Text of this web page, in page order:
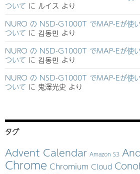
ついて に ルイス より
NURO の NSD-G1000T でMAP-Eが使
ついて に 김동민 より
NURO の NSD-G1000T でMAP-Eが使
ついて に 김동민 より
NURO の NSD-G1000T でMAP-Eが使
ついて に 鬼澤光史 より
タグ
Advent Calendar Amazon S3
Chrome Chromium Cloud